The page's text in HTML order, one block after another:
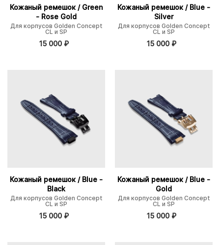
Кожаный ремешок / Green
- Rose Gold
Для корпусов Golden Concept
CL и SP
15 000₽
Кожаный ремешок / Blue -
Silver
Для корпусов Golden Concept
CL и SP
15 000₽
Кожаный ремешок / Blue -
Black
Для корпусов Golden Concept
CL и SP
15 000₽
Кожаный ремешок / Blue -
Gold
Для корпусов Golden Concept
CL и SP
15 000₽